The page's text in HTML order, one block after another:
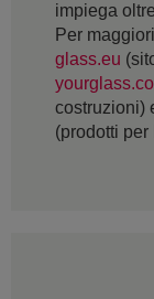
impiega
Per
glass.eu
costruzioni)
(prodotti per